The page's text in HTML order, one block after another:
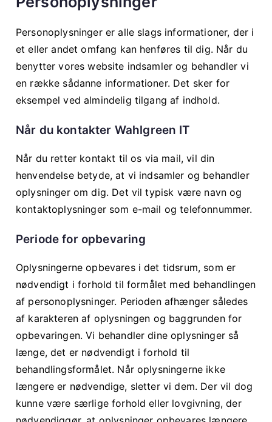
Personoplysninger er alle slags informationer, der i
et eller andet omfang kan henføres til dig. Når du
benytter vores website indsamler og behandler vi
en række sådanne informationer. Det sker for
eksempel ved almindelig tilgang af indhold.
Når du kontakter Wahlgreen IT
Når du retter kontakt til os via mail, vil din
henvendelse betyde, at vi indsamler og behandler
oplysninger om dig. Det vil typisk være navn og
kontaktoplysninger som e-mail og telefonnummer.
Periode for opbevaring
Oplysningerne opbevares i det tidsrum, som er
nødvendigt i forhold til formålet med behandlingen
af personoplysninger. Perioden afhænger således
af karakteren af oplysningen og baggrunden for
opbevaringen. Vi behandler dine oplysninger så
længe, det er nødvendigt i forhold til
behandlingsformålet. Når oplysningerne ikke
længere er nødvendige, sletter vi dem. Der vil dog
kunne være særlige forhold eller lovgivning, der